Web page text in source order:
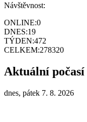
Návštěvnost:
ONLINE:0
DNES:19
TÝDEN:472
CELKEM:278320
Aktuální počasí
dnes, pátek 7. 8. 2026